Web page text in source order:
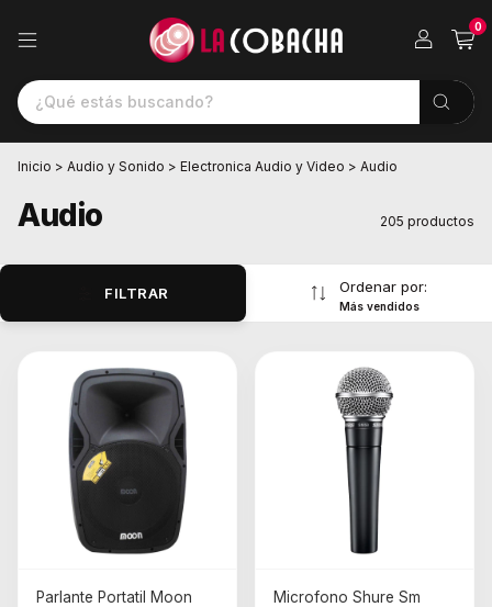
0
Inicio > Audio y Sonido > Electronica Audio y Video > Audio
Audio 205 productos
FILTRAR Ordenar por:
Más vendidos
Parlante Portatil Moon
Microfono Shure Sm